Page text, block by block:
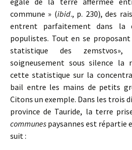
commune » (ibid., p. 230), des
entrent parfaitement dans la
populistes. Tout en se
statistique des
soigneusement sous silence la
cette statistique sur la
bail entre les mains de petits
Citons un exemple. Dans les trois
province de Tauride, la terre
communes paysannes est répartie
suit :